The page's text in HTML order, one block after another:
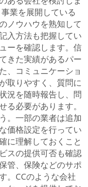
業を展開している
ノウハウを熟知して
入方法も把握してい
ーを確認します。信
きた実績があるパー
、コミュニケーショ
取りやすく、質問に
況を随時報告し、問
る必要があります。
。一部の業者は追加
価格設定を行ってい
に理解しておくこと
スの提供可否も確認
管、保険などのサポ
。CCのような会社